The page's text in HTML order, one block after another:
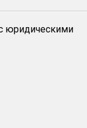
юридическими